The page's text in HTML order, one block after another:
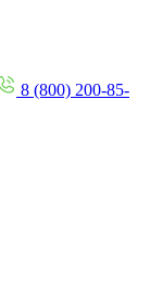
8 (800) 200-85-